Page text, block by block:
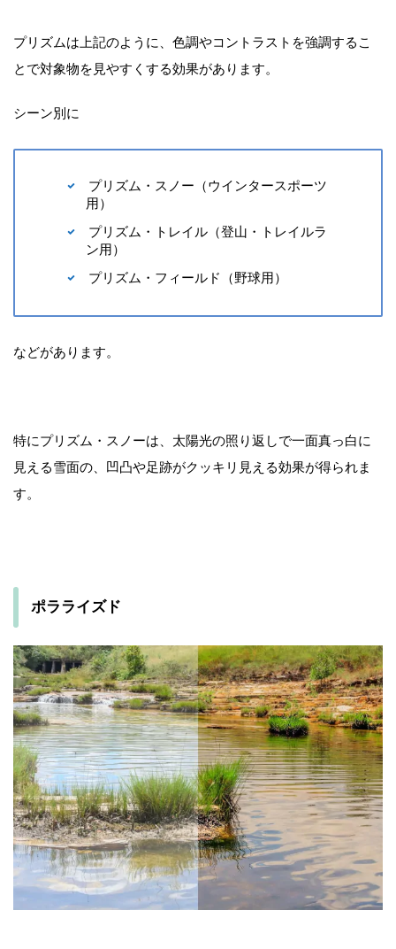
プリズムは上記のように、色調やコントラストを強調するこ
とで対象物を見やすくする効果があります。
シーン別に
プリズム・スノー（ウインタースポーツ
用）
プリズム・トレイル（登山・トレイルラ
ン用）
プリズム・フィールド（野球用）
などがあります。
特にプリズム・スノーは、太陽光の照り返しで一面真っ白に
見える雪面の、凹凸や足跡がクッキリ見える効果が得られま
す。
ポラライズド